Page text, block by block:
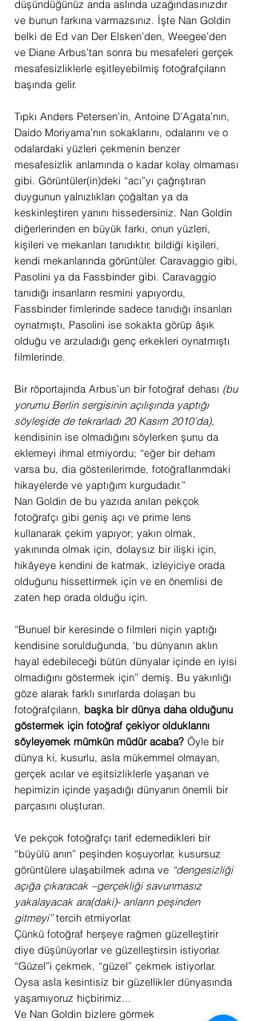
düşündüğünüz anda aslında uzağındasınızdır
ve bunun farkına varmazsınız. İşte Nan Goldin
belki de Ed van Der Elsken’den, Weegee’den
ve Diane Arbus’tan sonra bu mesafeleri gerçek
mesafesizliklerle eşitleyebilmiş fotoğrafçıların
başında gelir.
Tıpkı Anders Petersen’in, Antoine D’Agata’nın,
Daido Moriyama’nın sokaklarını, odalarını ve o
odalardaki yüzleri çekmenin benzer
mesafesizlik anlamında o kadar kolay olmaması
gibi. Görüntüler(in)deki “acı”yı çağrıştıran
duygunun yalnızlıkları çoğaltan ya da
keskinleştiren yanını hissedersiniz. Nan Goldin
diğerlerinden en büyük farkı, onun yüzleri,
kişileri ve mekanları tanıdıktır, bildiği kişileri,
kendi mekanlarında görüntüler. Caravaggio gibi,
Pasolini ya da Fassbinder gibi. Caravaggio
tanıdığı insanların resmini yapıyordu,
Fassbinder fimlerinde sadece tanıdığı insanları
oynatmıştı, Pasolini ise sokakta görüp âşık
olduğu ve arzuladığı genç erkekleri oynatmıştı
filmlerinde.
Bir röportajında Arbus’un bir fotoğraf dehası (bu
yorumu Berlin sergisinin açılışında yaptığı
söyleşide de tekrarladı 20 Kasım 2010’da),
kendisinin ise olmadığını söylerken şunu da
eklemeyi ihmal etmiyordu; “eğer bir deham
varsa bu, dia gösterilerimde, fotoğraflarımdaki
hikayelerde ve yaptığım kurgudadır.”
Nan Goldin de bu yazıda anılan pekçok
fotoğrafçı gibi geniş açı ve prime lens
kullanarak çekim yapıyor; yakın olmak,
yakınında olmak için, dolaysız bir ilişki için,
hikâyeye kendini de katmak, izleyiciye orada
olduğunu hissettirmek için ve en önemlisi de
zaten hep orada olduğu için.
“Bunuel bir keresinde o filmleri niçin yaptığı
kendisine sorulduğunda, ‘bu dünyanın aklın
hayal edebileceği bütün dünyalar içinde en iyisi
olmadığını göstermek için” demiş. Bu yakınlığı
göze alarak farklı sınırlarda dolaşan bu
fotoğrafçıların, başka bir dünya daha olduğunu
göstermek için fotoğraf çekiyor olduklarını
söyleyemek mümkün müdür acaba? Öyle bir
dünya ki, kusurlu, asla mükemmel olmayan,
gerçek acılar ve eşitsizliklerle yaşanan ve
hepimizin içinde yaşadığı dünyanın önemli bir
parçasını oluşturan.
Ve pekçok fotoğrafçı tarif edemedikleri bir
“büyülü anın” peşinden koşuyorlar, kusursuz
görüntülere ulaşabilmek adına ve “dengesizliği
açığa çıkaracak –gerçekliği savunmasız
yakalayacak ara(daki)- anların peşinden
gitmeyi” tercih etmiyorlar.
Çünkü fotoğraf herşeye rağmen güzelleştirir
diye düşünüyorlar ve güzelleştirsin istiyorlar.
“Güzel”i çekmek, “güzel” çekmek istiyorlar.
Oysa asla kesintisiz bir güzellikler dünyasında
yaşamıyoruz hiçbirimiz...
Ve Nan Goldin bizlere görmek